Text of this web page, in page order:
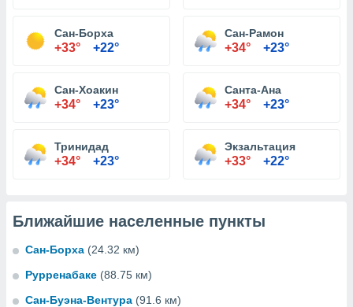
Сан-Борха
+33° +22°
Сан-Рамон
+34° +23°
Сан-Хоакин
+34° +23°
Санта-Ана
+34° +23°
Тринидад
+34° +23°
Экзальтация
+33° +22°
Ближайшие населенные пункты
Сан-Борха (24.32 км)
Рурренабаке (88.75 км)
Сан-Буэна-Вентура (91.6 км)